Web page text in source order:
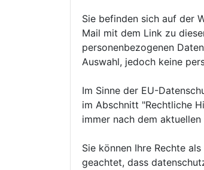
Sie befinden sich auf der
Mail mit dem Link zu
personenbezogenen
Auswahl, jedoch keine
Im Sinne der EU-
im Abschnitt "Rechtliche
immer nach dem
Sie können Ihre Rechte
geachtet, dass